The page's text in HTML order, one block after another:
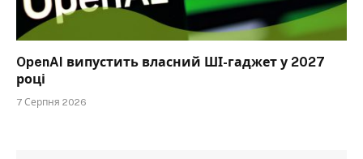
OpenAI випустить власний ШІ-гаджет у 2027
році
7 Серпня 2026